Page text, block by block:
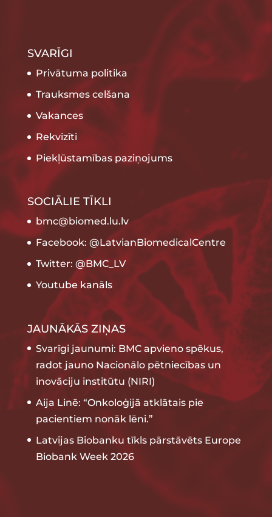
SVARĪGI
Privātuma politika
Trauksmes celšana
Vakances
Rekvizīti
Piekļūstamības paziņojums
SOCIĀLIE TĪKLI
bmc@biomed.lu.lv
Facebook: @LatvianBiomedicalCentre
Twitter: @BMC_LV
Youtube kanāls
JAUNĀKĀS ZIŅAS
Svarīgi jaunumi: BMC apvieno spēkus,
radot jauno Nacionālo pētniecības un
inovāciju institūtu (NIRI)
Aija Linē: “Onkoloģijā atklātais pie
pacientiem nonāk lēni.”
Latvijas Biobanku tīkls pārstāvēts Europe
Biobank Week 2026